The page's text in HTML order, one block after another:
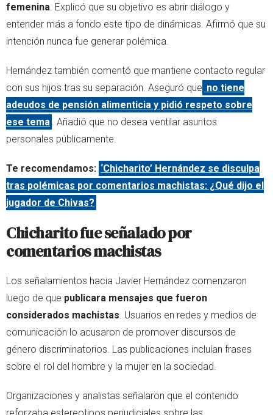
femenina . Explicó que su objetivo es abrir diálogo y
entender más a fondo este tipo de dinámicas. Afirmó que su
intención nunca fue generar polémica.
Hernández también comentó que mantiene contacto regular
con sus hijos tras su separación. Aseguró que no tiene
adeudos de pensión alimenticia y pidió respeto sobre
ese tema
. Añadió que no desea ventilar asuntos
personales públicamente.
Te recomendamos: ‘Chicharito’ Hernández se disculpa
tras polémicas por comentarios machistas: ¿Qué dijo el
jugador de Chivas?
Chicharito fue señalado por
comentarios machistas
Los señalamientos hacia Javier Hernández comenzaron
luego de que publicara mensajes que fueron
considerados machistas . Usuarios en redes y medios de
comunicación lo acusaron de promover discursos de
género discriminatorios. Las publicaciones incluían frases
sobre el rol del hombre y la mujer en la sociedad.
Organizaciones y analistas señalaron que el contenido
reforzaba estereotipos perjudiciales sobre las